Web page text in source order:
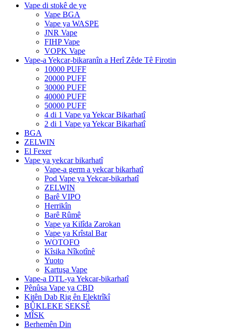
Vape di stokê de ye
Vape BGA
Vape ya WASPE
JNR Vape
FIHP Vape
VOPK Vape
Vape-a Yekcar-bikaranîn a Herî Zêde Tê Firotin
10000 PUFF
20000 PUFF
30000 PUFF
40000 PUFF
50000 PUFF
4 di 1 Vape ya Yekcar Bikarhatî
2 di 1 Vape ya Yekcar Bikarhatî
BGA
ZELWIN
El Fexer
Vape ya yekcar bikarhatî
Vape-a germ a yekcar bikarhatî
Pod Vape ya Yekcar-bikarhatî
ZELWIN
Barê VIPO
Herrikîn
Barê Rûmê
Vape ya Kilîda Zarokan
Vape ya Krîstal Bar
WOTOFO
Kîsika Nîkotînê
Yuoto
Kartuşa Vape
Vape-a DTL-ya Yekcar-bikarhatî
Pênûsa Vape ya CBD
Kitên Dab Rig ên Elektrîkî
BÛKLEKE SEKSÊ
MÎSK
Berhemên Din